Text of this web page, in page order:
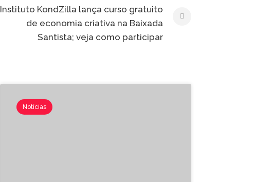
Instituto KondZilla lança curso gratuito
de economia criativa na Baixada
Santista; veja como participar
Notícias